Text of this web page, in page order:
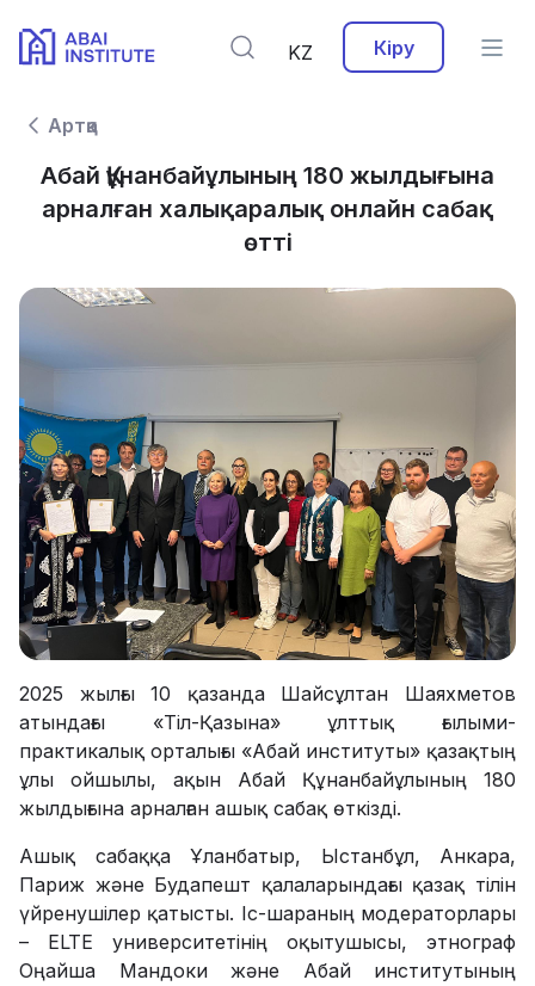
KZ Кіру
Артқа
Абай Құнанбайұлының 180 жылдығына
арналған халықаралық онлайн сабақ
өтті
2025 жылғы 10 қазанда Шайсұлтан Шаяхметов
атындағы «Тіл-Қазына» ұлттық ғылыми-
практикалық орталығы «Абай институты» қазақтың
ұлы ойшылы, ақын Абай Құнанбайұлының 180
жылдығына арналған ашық сабақ өткізді.
Ашық сабаққа Ұланбатыр, Ыстанбұл, Анкара,
Париж және Будапешт қалаларындағы қазақ тілін
үйренушілер қатысты. Іс-шараның модераторлары
– ELTE университетінің оқытушысы, этнограф
Оңайша Мандоки және Абай институтының